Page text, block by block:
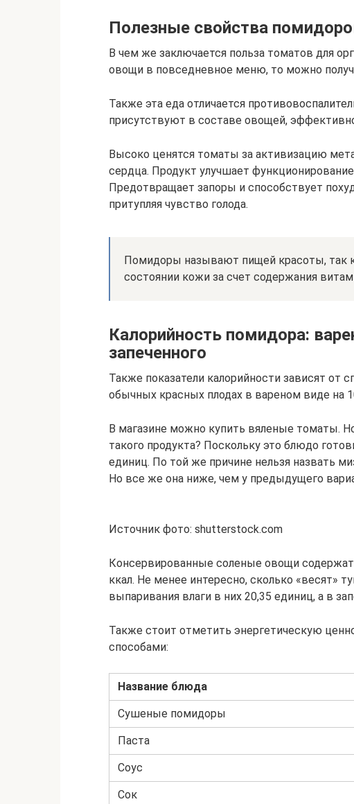
Полезные свойства
В чем же заключается польза томатов для
овощи в повседневное меню, то можно
Также эта еда отличается
присутствуют в составе овощей,
Высоко ценятся томаты за активизацию
сердца. Продукт улучшает
Предотвращает запоры и способствует
притупляя чувство голода.
Помидоры называют пищей красоты, так
состоянии кожи за счет содержания
Калорийность помидора:
запеченного
Также показатели калорийности зависят от
обычных красных плодах в вареном виде на
В магазине можно купить вяленые томаты.
такого продукта? Поскольку это блюдо
единиц. По той же причине нельзя назвать
Но все же она ниже, чем у предыдущего
Источник фото: shutterstock.com
Консервированные соленые овощи
ккал. Не менее интересно, сколько «весят»
выпаривания влаги в них 20,35 единиц, а в
Также стоит отметить энергетическую
способами:
Название блюда
Сушеные помидоры
Паста
Соус
Сок